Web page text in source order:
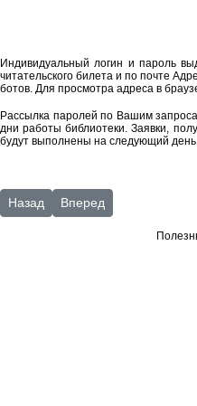
Индивидуальный логин и пароль
читательского билета и по почте
ботов. Для просмотра адреса в
Рассылка паролей по Вашим
дни работы библиотеки. Заявки,
будут выполнены на следующий
Предыдущий: Электронная
Назад Следующий:
Вперед